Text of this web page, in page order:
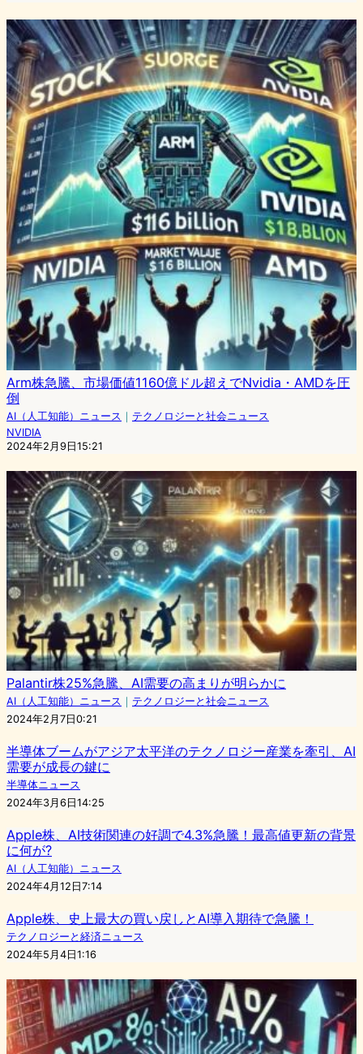
Arm株急騰、市場価値1160億ドル超えでNvidia・AMDを圧
倒
AI（人工知能）ニュース ｜ テクノロジーと社会ニュース
NVIDIA
2024年2月9日15:21
Palantir株25%急騰、AI需要の高まりが明らかに
AI（人工知能）ニュース ｜ テクノロジーと社会ニュース
2024年2月7日0:21
半導体ブームがアジア太平洋のテクノロジー産業を牽引、AI
需要が成長の鍵に
半導体ニュース
2024年3月6日14:25
Apple株、AI技術関連の好調で4.3%急騰！最高値更新の背景
に何が?
AI（人工知能）ニュース
2024年4月12日7:14
Apple株、史上最大の買い戻しとAI導入期待で急騰！
テクノロジーと経済ニュース
2024年5月4日1:16